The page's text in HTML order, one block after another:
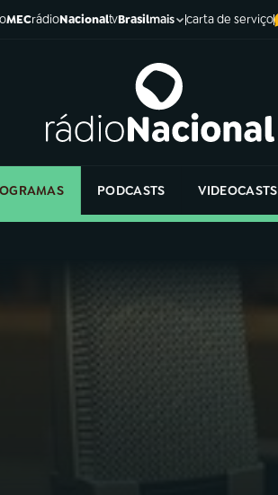
MECrádioNacionaltvBrasilmais carta de serviço
PODCASTS VIDEOCASTS